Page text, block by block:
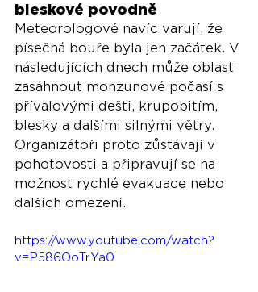
bleskové povodně
Meteorologové navíc varují, že
písečná bouře byla jen začátek. V
následujících dnech může oblast
zasáhnout monzunové počasí s
přívalovými dešti, krupobitím,
blesky a dalšími silnými větry.
Organizátoři proto zůstávají v
pohotovosti a připravují se na
možnost rychlé evakuace nebo
dalších omezení.
https://www.youtube.com/watch?
v=P586OoTrYa0